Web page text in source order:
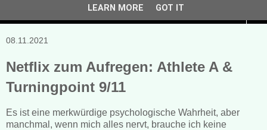
08.11.2021
Netflix zum Aufregen: Athlete A &
Turningpoint 9/11
Es ist eine merkwürdige psychologische Wahrheit, aber
manchmal, wenn mich alles nervt, brauche ich keine
LEARN MORE GOT IT